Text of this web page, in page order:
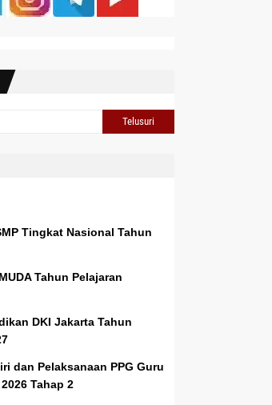
Tingkat Nasional Tahun
Tahun Pelajaran
DKI Jakarta Tahun
dan Pelaksanaan PPG Guru
Tahap 2